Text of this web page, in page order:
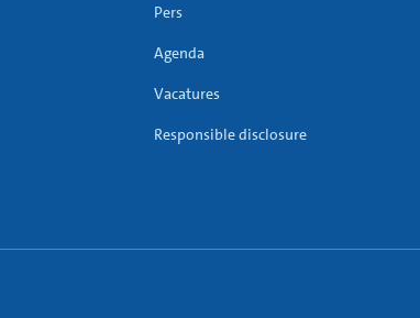
Pers
Agenda
Vacatures
Responsible disclosure